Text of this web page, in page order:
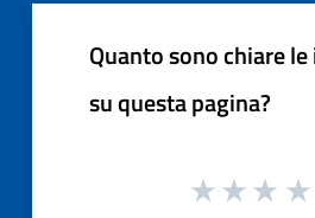
Quanto sono chiare
su questa pagina?